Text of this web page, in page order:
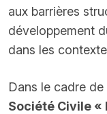
aux barrières
développement
dans les
Dans le cadre de
Société Civile «